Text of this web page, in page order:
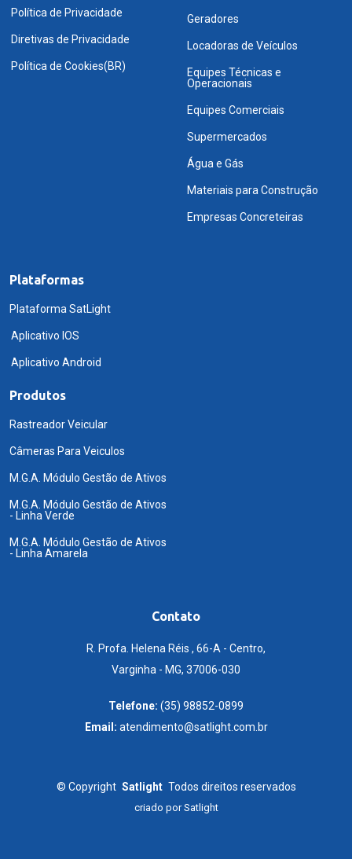
Política de Privacidade
Diretivas de Privacidade
Política de Cookies(BR)
Geradores
Locadoras de Veículos
Equipes Técnicas e
Operacionais
Equipes Comerciais
Supermercados
Água e Gás
Materiais para Construção
Empresas Concreteiras
Plataformas
Plataforma SatLight
Aplicativo IOS
Aplicativo Android
Produtos
Rastreador Veicular
Câmeras Para Veiculos
M.G.A. Módulo Gestão de Ativos
M.G.A. Módulo Gestão de Ativos
- Linha Verde
M.G.A. Módulo Gestão de Ativos
- Linha Amarela
Contato
R. Profa. Helena Réis , 66-A - Centro,
Varginha - MG, 37006-030
Telefone: (35) 98852-0899
Email: atendimento@satlight.com.br
© Copyright Satlight Todos direitos reservados
criado porSatlight